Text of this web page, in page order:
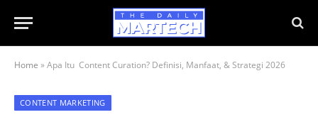
Home »Apa Itu Content Curation? Definisi, Manfaat, & Strategi 2026
CONTENT MARKETING